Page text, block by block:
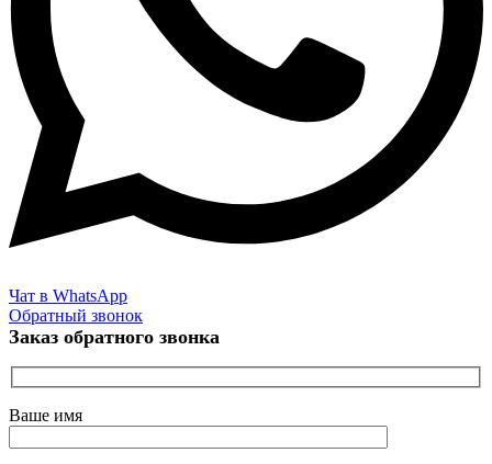
Чат в WhatsApp
Обратный звонок
Заказ обратного звонка
Ваше имя